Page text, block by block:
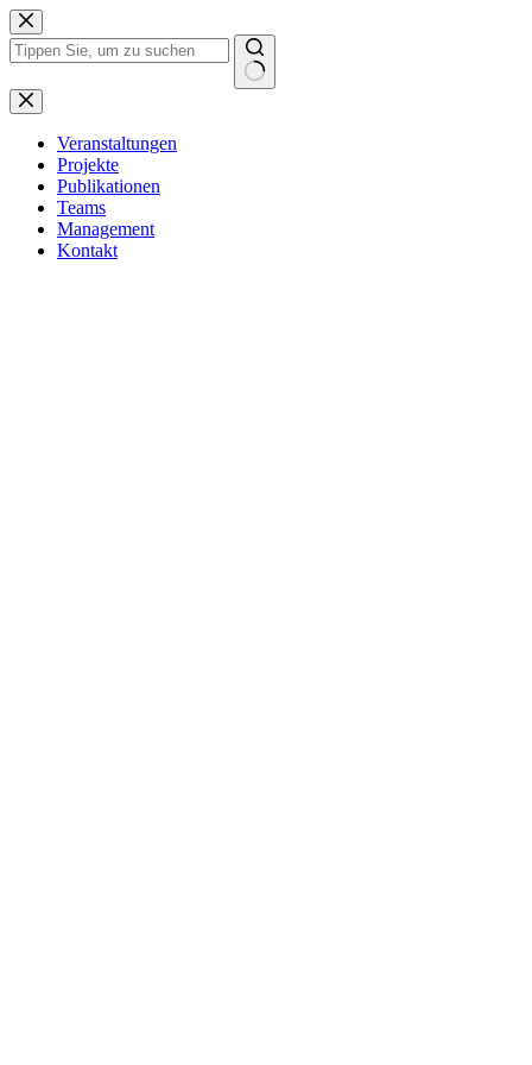
Zum
Inhalt
springen
Keine
Ergebnisse
Veranstaltungen
Projekte
Publikationen
Teams
Management
Kontakt